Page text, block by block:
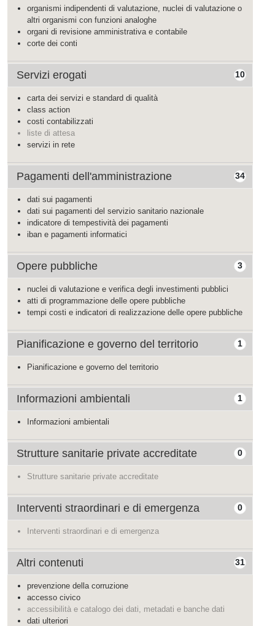
organismi indipendenti di valutazione, nuclei di valutazione o
altri organismi con funzioni analoghe
organi di revisione amministrativa e contabile
corte dei conti
10
Servizi erogati
carta dei servizi e standard di qualità
class action
costi contabilizzati
liste di attesa
servizi in rete
34
Pagamenti dell'amministrazione
dati sui pagamenti
dati sui pagamenti del servizio sanitario nazionale
indicatore di tempestività dei pagamenti
iban e pagamenti informatici
3
Opere pubbliche
nuclei di valutazione e verifica degli investimenti pubblici
atti di programmazione delle opere pubbliche
tempi costi e indicatori di realizzazione delle opere pubbliche
1
Pianificazione e governo del territorio
Pianificazione e governo del territorio
1
Informazioni ambientali
Informazioni ambientali
0
Strutture sanitarie private accreditate
Strutture sanitarie private accreditate
0
Interventi straordinari e di emergenza
Interventi straordinari e di emergenza
31
Altri contenuti
prevenzione della corruzione
accesso civico
accessibilità e catalogo dei dati, metadati e banche dati
dati ulteriori